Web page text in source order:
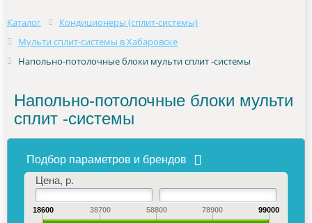
Каталог
Кондиционеры (сплит-системы)
Мульти сплит-системы в Хабаровске
Напольно-потолочные блоки мульти сплит -системы
Напольно-потолочные блоки мульти
сплит -системы
Подбор параметров и брендов
Цена, р.
18600 38700 58800 78900 99000